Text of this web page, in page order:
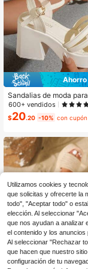
Sandalias de moda
suela gruesa, correa
con hebilla y punta
acationcore
600+ vendidos
$20.20 -10% con cupón
#1 Más vendidos
¡Casi agotado!
Utilizamos cookies y
que solicitas y ofrecerte la
todo", "Aceptar todo" o
elección. Al seleccionar
que nos ayudan a analizar
el contenido y los anuncios
Al seleccionar "Rechazar
que hacen que nuestro
configuración de tu